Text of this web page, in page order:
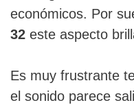
económicos. Por
32 este aspecto
Es muy frustrante
el sonido parece